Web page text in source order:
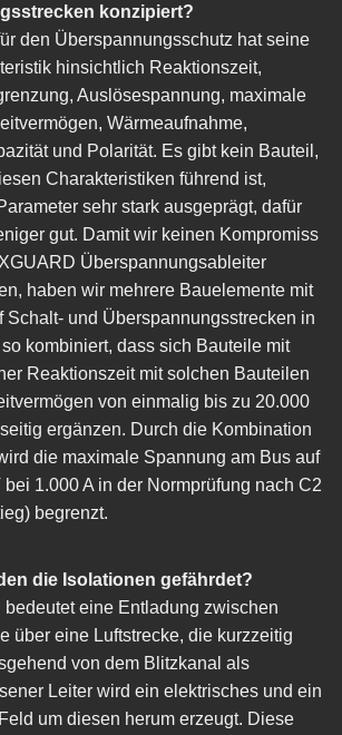
konzipiert?
den Überspannungsschutz hat seine
hinsichtlich Reaktionszeit,
Auslösespannung, maximale
Wärmeaufnahme,
und Polarität. Es gibt kein Bauteil,
Charakteristiken führend ist,
sehr stark ausgeprägt, dafür
gut. Damit wir keinen Kompromiss
Überspannungsableiter
haben wir mehrere Bauelemente mit
Schalt- und Überspannungsstrecken in
kombiniert, dass sich Bauteile mit
Reaktionszeit mit solchen Bauteilen
von einmalig bis zu 20.000
ergänzen. Durch die Kombination
die maximale Spannung am Bus auf
bei 1.000 A in der Normprüfung nach C2
begrenzt.
die Isolationen gefährdet?
bedeutet eine Entladung zwischen
über eine Luftstrecke, die kurzzeitig
von dem Blitzkanal als
Leiter wird ein elektrisches und ein
um diesen herum erzeugt. Diese